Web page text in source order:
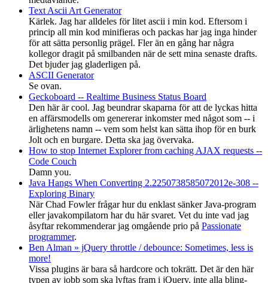
Text Ascii Art Generator
Kärlek. Jag har alldeles för litet ascii i min kod. Eftersom i
princip all min kod minifieras och packas har jag inga hinder
för att sätta personlig prägel. Fler än en gång har några
kollegor dragit på smilbanden när de sett mina senaste drafts.
Det bjuder jag gladerligen på.
ASCII Generator
Se ovan.
Geckoboard -- Realtime Business Status Board
Den här är cool. Jag beundrar skaparna för att de lyckas hitta
en affärsmodells om genererar inkomster med något som -- i
ärlighetens namn -- vem som helst kan sätta ihop för en burk
Jolt och en burgare. Detta ska jag övervaka.
How to stop Internet Explorer from caching AJAX requests --
Code Couch
Damn you.
Java Hangs When Converting 2.2250738585072012e-308 --
Exploring Binary
När Chad Fowler frågar hur du enklast sänker Java-program
eller javakompilatorn har du här svaret. Vet du inte vad jag
åsyftar rekommenderar jag omgående prio på Passionate
programmer.
Ben Alman » jQuery throttle / debounce: Sometimes, less is
more!
Vissa plugins är bara så hardcore och tokrätt. Det är den här
typen av jobb som ska lyftas fram i jQuery, inte alla bling-